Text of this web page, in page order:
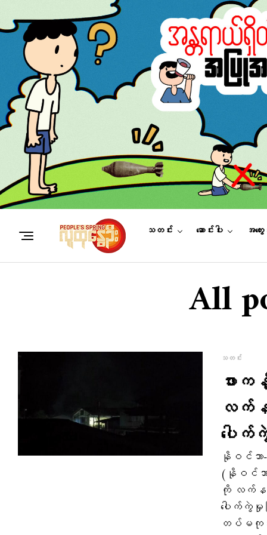
သတင်း ဆောင်းပါး အတွေ
All
သတင်း
ဖား
လက်န
ပေါ
နိုဝင်ဘာ
(နိုဝင်ဘ
ကို လက်နက်
ပေါက်ကွဲ
တပ်မကုန်